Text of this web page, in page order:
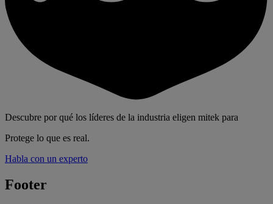
Descubre por qué los líderes de la industria eligen mitek para
Protege lo que es real.
Habla con un experto
Footer